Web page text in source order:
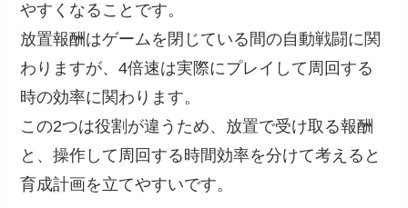
やすくなることです。
放置報酬はゲームを閉じている間の自動戦闘に関
わりますが、4倍速は実際にプレイして周回する
時の効率に関わります。
この2つは役割が違うため、放置で受け取る報酬
と、操作して周回する時間効率を分けて考えると
育成計画を立てやすいです。